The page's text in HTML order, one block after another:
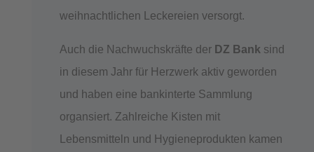
weihnachtlichen Leckereien versorgt.
Auch die Nachwuchskräfte der DZ Bank sind
in diesem Jahr für Herzwerk aktiv geworden
und haben eine bankinterte Sammlung
organsiert. Zahlreiche Kisten mit
Lebensmitteln und Hygieneprodukten kamen